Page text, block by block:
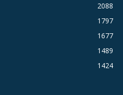
2088
1797
1677
1489
1424